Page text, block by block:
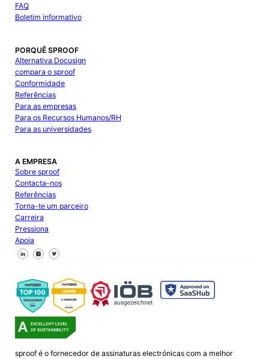
FAQ
Boletim informativo
PORQUÊ SPROOF
Alternativa Docusign
compara o sproof
Conformidade
Referências
Para as empresas
Para os Recursos Humanos/RH
Para as universidades
A EMPRESA
Sobre sproof
Contacta-nos
Referências
Torna-te um parceiro
Carreira
Pressiona
Apoia
Segue-nos no Facebook
Segue-nos no X
Segue-nos no LinkedIn
sproof é o fornecedor de assinaturas electrónicas com a melhor